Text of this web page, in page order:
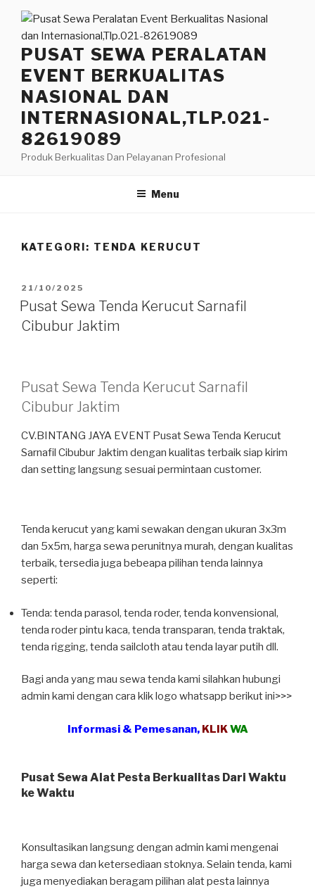
Lompat
konten
PUSAT SEWA PERALATAN
EVENT BERKUALITAS
NASIONAL DAN
INTERNASIONAL,TLP.021-
82619089
Produk Berkualitas Dan Pelayanan Profesional
Menu
KATEGORI: TENDA KERUCUT
DIPOSKAN
PADA
21/10/2025
Pusat Sewa Tenda Kerucut Sarnafil
Cibubur Jaktim
Pusat Sewa Tenda Kerucut Sarnafil
Cibubur Jaktim
CV.BINTANG JAYA EVENT Pusat Sewa Tenda Kerucut
Sarnafil Cibubur Jaktim dengan kualitas terbaik siap kirim
dan setting langsung sesuai permintaan customer.
Tenda kerucut yang kami sewakan dengan ukuran 3x3m
dan 5x5m, harga sewa perunitnya murah, dengan kualitas
terbaik, tersedia juga bebeapa pilihan tenda lainnya
seperti:
Tenda: tenda parasol, tenda roder, tenda konvensional,
tenda roder pintu kaca, tenda transparan, tenda traktak,
tenda rigging, tenda sailcloth atau tenda layar putih dll.
Bagi anda yang mau sewa tenda kami silahkan hubungi
admin kami dengan cara klik logo whatsapp berikut ini>>>
Informasi & Pemesanan, KLIKWA
Pusat Sewa Alat Pesta Berkualitas Dari Waktu
ke Waktu
Konsultasikan langsung dengan admin kami mengenai
harga sewa dan ketersediaan stoknya. Selain tenda, kami
juga menyediakan beragam pilihan alat pesta lainnya